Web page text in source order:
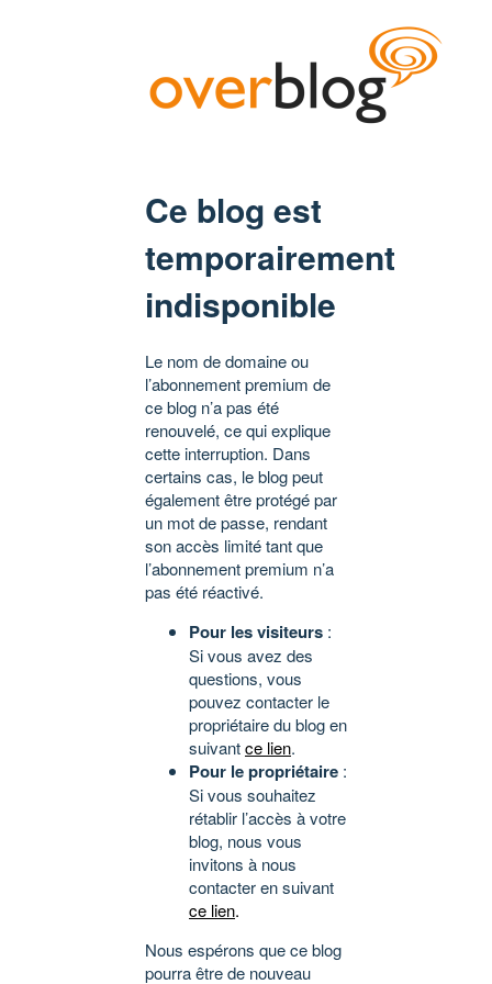
Ce blog est
temporairement
indisponible
Le nom de domaine ou
l’abonnement premium de
ce blog n’a pas été
renouvelé, ce qui explique
cette interruption. Dans
certains cas, le blog peut
également être protégé par
un mot de passe, rendant
son accès limité tant que
l’abonnement premium n’a
pas été réactivé.
Pour les visiteurs :
Si vous avez des
questions, vous
pouvez contacter le
propriétaire du blog en
suivantce lien.
Pour le propriétaire :
Si vous souhaitez
rétablir l’accès à votre
blog, nous vous
invitons à nous
contacter en suivant
ce lien.
Nous espérons que ce blog
pourra être de nouveau